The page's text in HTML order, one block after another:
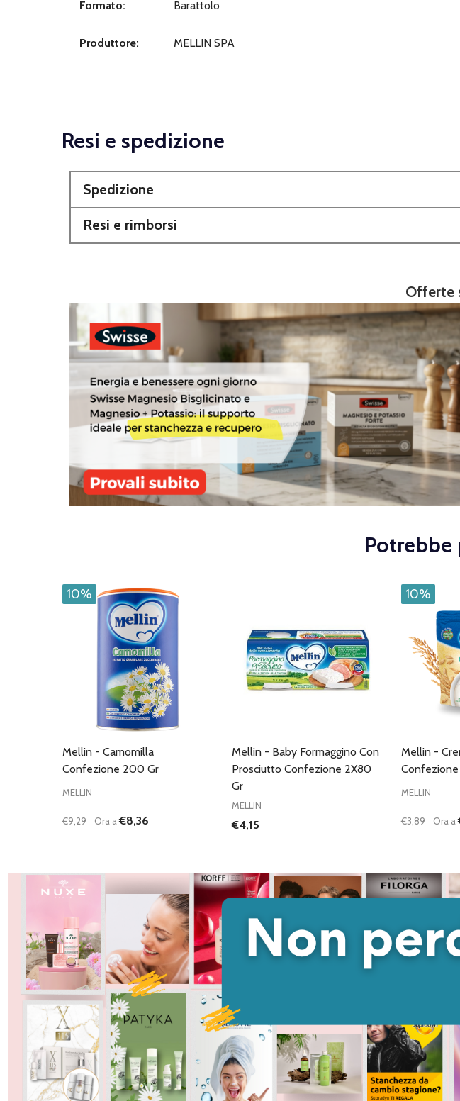
Formato: Barattolo
Produttore: MELLIN SPA
Resi e spedizione
Spedizione
Resi e rimborsi
Offerte
Potrebbe
10%
Mellin - Camomilla
Confezione 200 Gr
MELLIN
€9,29 Ora a€8,36
Mellin - Baby Formaggino Con
Prosciutto Confezione 2X80
Gr
MELLIN
€4,15
10%
Mellin -
MELLIN
€3,89 Ora a